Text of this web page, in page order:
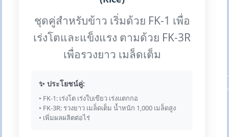
ชุดคู่สำหรับข้าว เริ่มด้วย FK-1 เพื่อ
เร่งโตและแข็งแรง ตามด้วย FK-3R
เพื่อรวงยาว เมล็ดเต็ม
✨ ประโยชน์คู่:
• FK-1: เร่งโต เร่งใบเขียว เร่งแตกกอ
• FK-3R: รวงยาว เมล็ดเต็ม น้ำหนัก 1,000 เมล็ดสูง
• เพิ่มผลผลิตต่อไร่